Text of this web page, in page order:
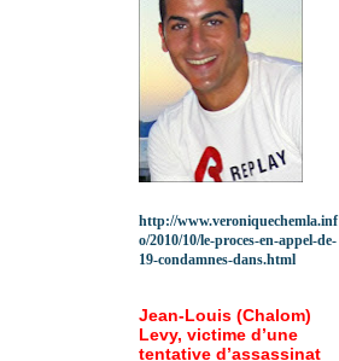
http://www.veroniquechemla.inf
o/2010/10/le-proces-en-appel-de-
19-condamnes-dans.html
Jean-Louis (Chalom)
Levy, victime d’une
tentative d’assassinat